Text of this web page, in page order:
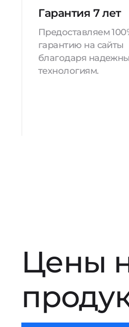
Гарантия 7 лет
Предоставляем
гарантию на сайты
благодаря
технологиям.
Цены